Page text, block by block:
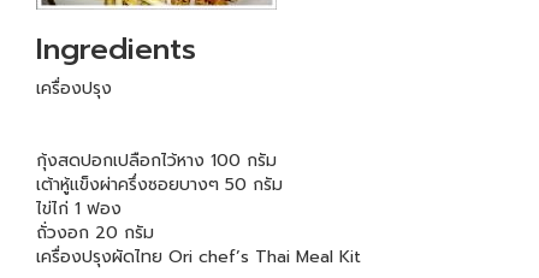
Ingredients
เครื่องปรุง
กุ้งสดปอกเปลือกไว้หาง 100 กรัม
เต้าหู้แข็งผ่าครึ่งซอยบางๆ 50 กรัม
ไข่ไก่ 1 ฟอง
ถั่วงอก 20 กรัม
เครื่องปรุงผัดไทย Ori chef’s Thai Meal Kit